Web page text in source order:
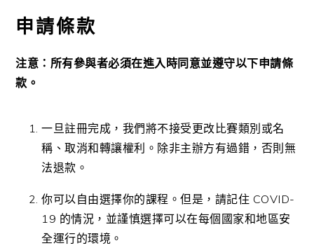
申請條款
注意：所有參與者必須在進入時同意並遵守以下申請條
款。
一旦註冊完成，我們將不接受更改比賽類別或名
稱、取消和轉讓權利。除非主辦方有過錯，否則無
法退款。
你可以自由選擇你的課程。但是，請記住 COVID-
19 的情況，並謹慎選擇可以在每個國家和地區安
全運行的環境。